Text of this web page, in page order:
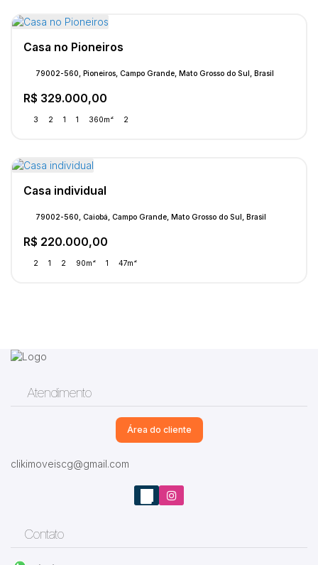
Casa no Pioneiros
R$ 329.000,00
79002-560, Pioneiros, Campo Grande, Mato Grosso do Sul, Brasil
3 2 1 1 360m² 2
Casa individual
R$ 220.000,00
79002-560, Caiobá, Campo Grande, Mato Grosso do Sul, Brasil
2 1 2 90m² 1 47m²
Atendimento
Área do cliente
clikimoveiscg@gmail.com
Contato